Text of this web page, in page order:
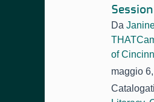
Da
of
maggio